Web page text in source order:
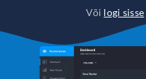
Või logi sisse